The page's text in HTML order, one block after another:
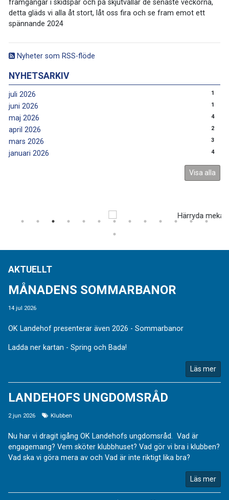
Nyheter som RSS-flöde
NYHETSARKIV
juli 2026 1
juni 2026 1
maj 2026 4
april 2026 2
mars 2026 3
januari 2026 4
Visa alla
framgångar i skidspår och på skjutvallar de senaste veckorna,
detta gläds vi alla åt stort, låt oss fira och se fram emot ett
spännande 2024
AKTUELLT
MÅNADENS SOMMARBANOR
14 jul 2026
OK Landehof presenterar även 2026 - Sommarbanor
Ladda ner kartan - Spring och Bada!
Läs mer
LANDEHOFS UNGDOMSRÅD
2 jun 2026 Klubben
Nu har vi dragit igång OK Landehofs ungdomsråd. Vad är
engagemang? Vem sköter klubbhuset? Vad gör vi bra i klubben?
Vad ska vi göra mera av och Vad är inte riktigt lika bra?
Läs mer